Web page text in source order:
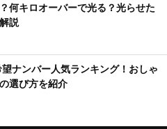
何キロオーバーで光る？光らせた
説
望ナンバー人気ランキング！おしゃ
選び方を紹介